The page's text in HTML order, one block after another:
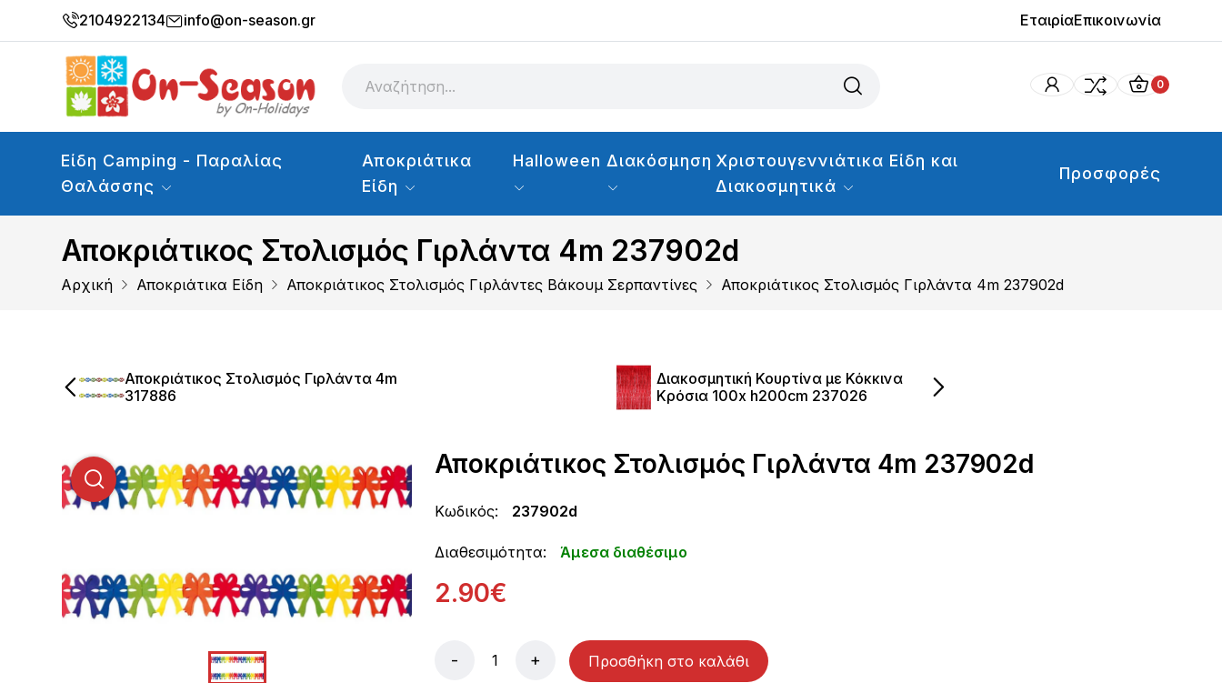
2104922134 info@on-season.gr ΕταιρίαΕπικοινωνία
0
Είδη Camping - Παραλίας
Θαλάσσης
Αποκριάτικα
Είδη
Halloween Διακόσμηση Χριστουγεννιάτικα Είδη και
Διακοσμητικά
Προσφορές
Αποκριάτικος Στολισμός Γιρλάντα 4m 237902d
Αρχική Αποκριάτικα Είδη Αποκριάτικος Στολισμός Γιρλάντες Βάκουμ Σερπαντίνες Αποκριάτικος Στολισμός Γιρλάντα 4m 237902d
Αποκριάτικος Στολισμός Γιρλάντα 4m
317886
Διακοσμητική Κουρτίνα με Κόκκινα
Κρόσια 100x h200cm 237026
Αποκριάτικος Στολισμός Γιρλάντα 4m 237902d
Κωδικός: 237902d
Διαθεσιμότητα: Άμεσα διαθέσιμο
2.90€
- + Προσθήκη στο καλάθι